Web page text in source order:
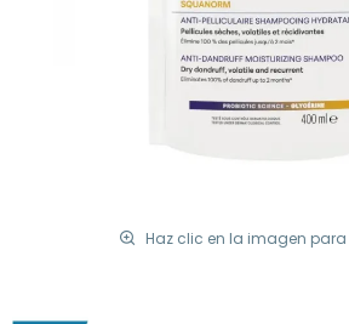
Haz clic en la imagen